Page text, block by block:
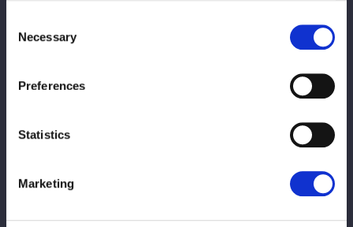
Selection
Necessary
Preferences
Statistics
Marketing